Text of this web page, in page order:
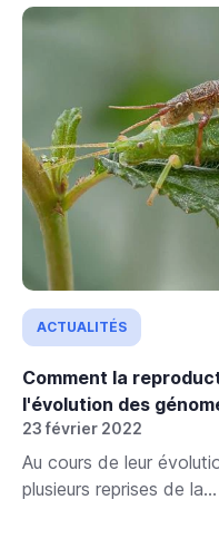
ACTUALITÉS
Comment la
l'évolution des
23 février 2022
Au cours de leur
plusieurs reprises de la...